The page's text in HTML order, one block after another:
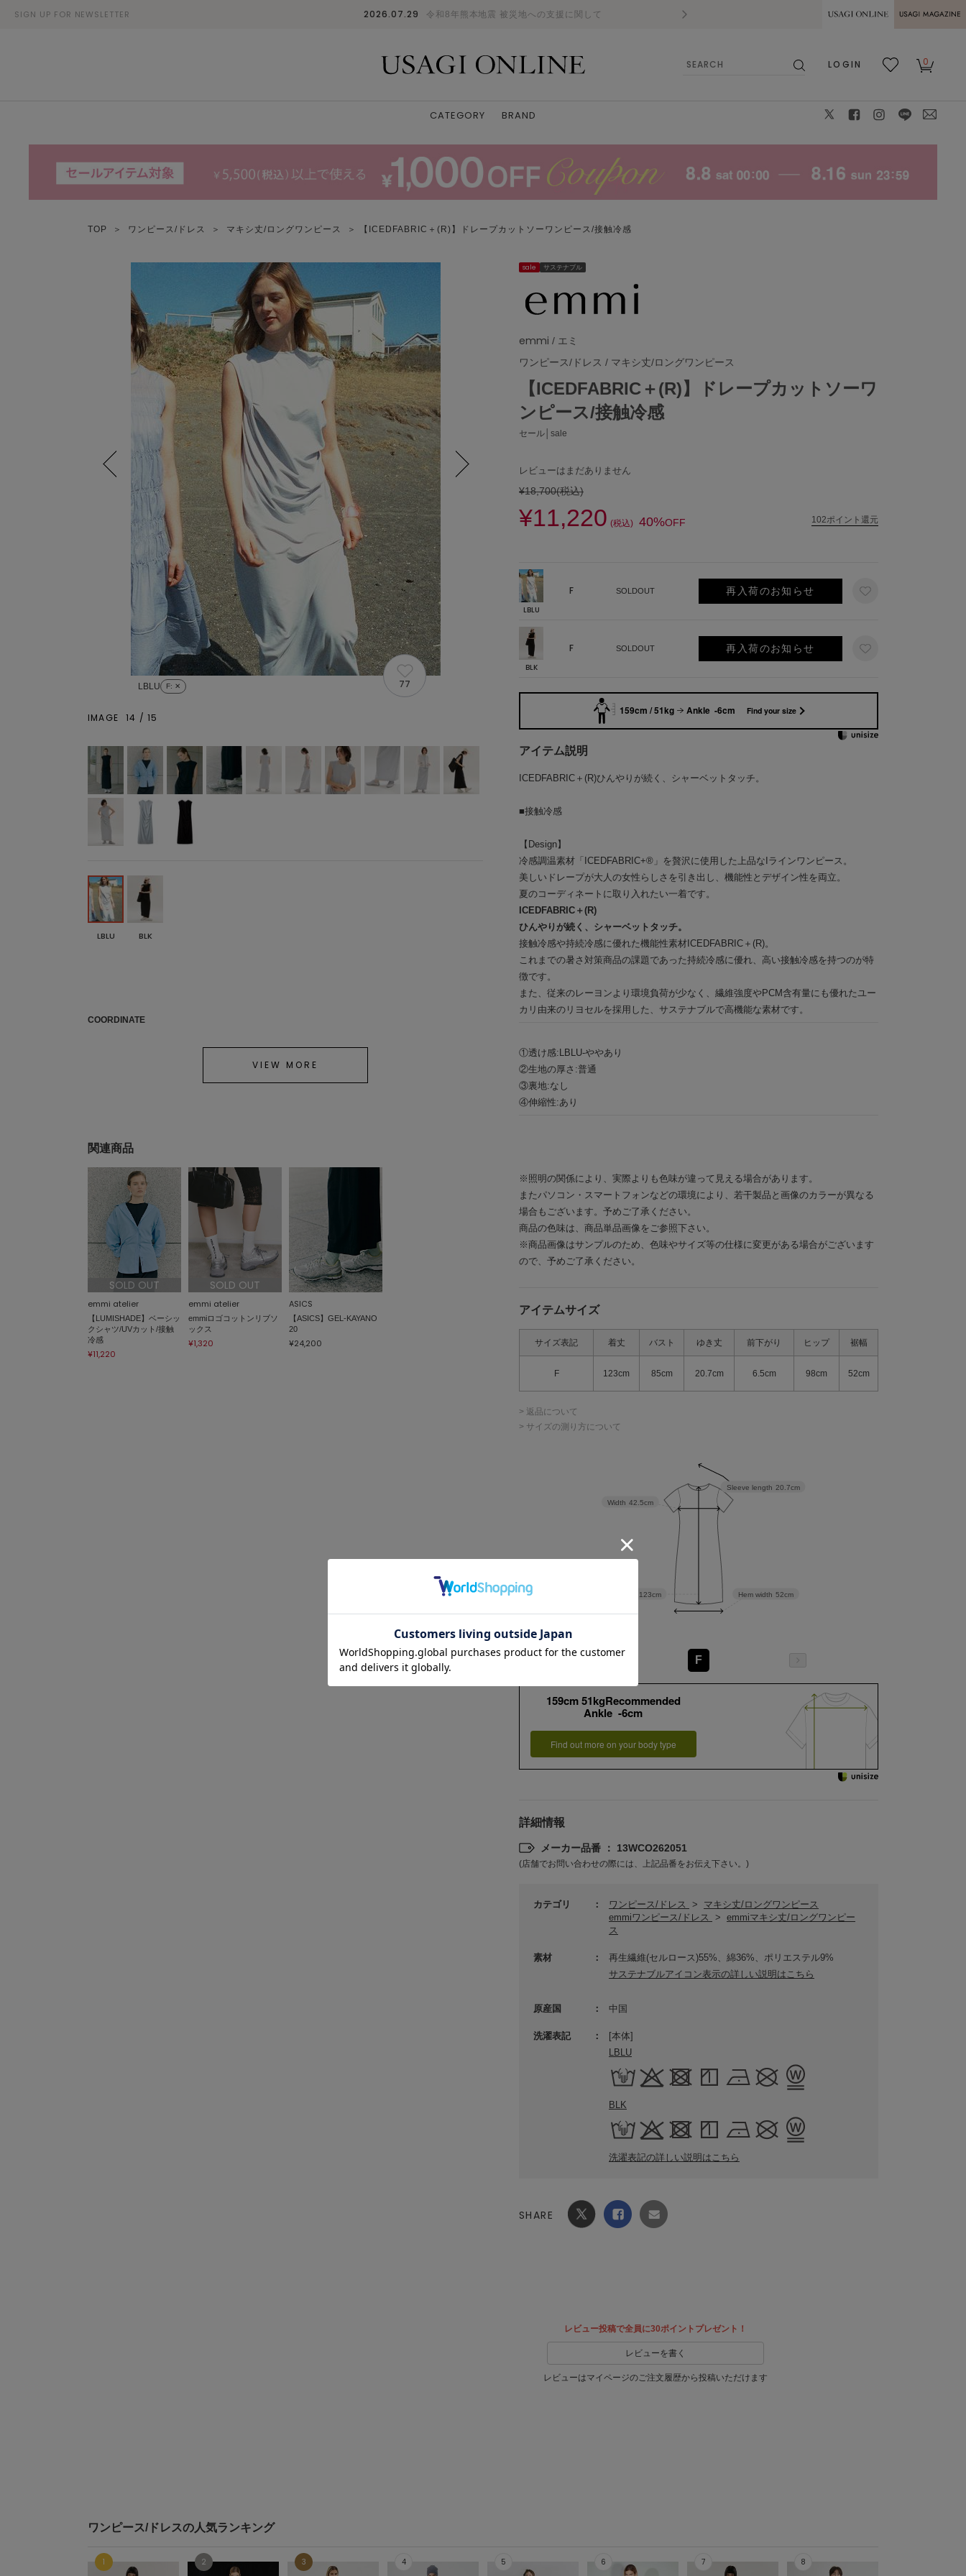
SIGN UP FOR NEWSLETTER 2026.07.29 令和8年熊本地震 被災地への支援に関して 熊本県熊本地方を震源とする地震の影響に
MAGAZINE
LOGIN
0
CATEGORY BRAND
TOP ＞ ワンピース/ドレス ＞ マキシ丈/ロングワンピース ＞ 【ICEDFABRIC＋(R)】ドレープカットソーワンピース/接触冷感
sale サステナブル
emmi / エミ
ワンピース/ドレス / マキシ丈/ロングワンピース
【ICEDFABRIC＋(R)】ドレープカットソーワ
ンピース/接触冷感
セール│sale
レビューはまだありません
¥18,700(税込)
¥11,220 (税込) 40%OFF 102ポイント還元
LBLU
F SOLDOUT 再入荷のお知らせ
BLK
F SOLDOUT 再入荷のお知らせ
159cm / 51kg Ankle -6cm Find your size
アイテム説明
ICEDFABRIC＋(R)ひんやりが続く、シャーベットタッチ。
■接触冷感
【Design】
冷感調温素材「ICEDFABRIC+®」を贅沢に使用した上品なIラインワンピース。
美しいドレープが大人の女性らしさを引き出し、機能性とデザイン性を両立。
夏のコーディネートに取り入れたい一着です。
ICEDFABRIC＋(R)
ひんやりが続く、シャーベットタッチ。
接触冷感や持続冷感に優れた機能性素材ICEDFABRIC＋(R)。
これまでの暑さ対策商品の課題であった持続冷感に優れ、高い接触冷感を持つのが特
徴です。
また、従来のレーヨンより環境負荷が少なく、繊維強度やPCM含有量にも優れたユー
カリ由来のリヨセルを採用した、サステナブルで高機能な素材です。
①透け感:LBLU-ややあり
②生地の厚さ:普通
③裏地:なし
④伸縮性:あり
※照明の関係により、実際よりも色味が違って見える場合があります。
またパソコン・スマートフォンなどの環境により、若干製品と画像のカラーが異なる
場合もございます。予めご了承ください。
商品の色味は、商品単品画像をご参照下さい。
※商品画像はサンプルのため、色味やサイズ等の仕様に変更がある場合がございます
ので、予めご了承ください。
アイテムサイズ
サイズ表記 着丈 バスト ゆき丈 前下がり ヒップ 裾幅
F 123cm 85cm 20.7cm 6.5cm 98cm 52cm
> 返品について
> サイズの測り方について
Hem width 52cm
Sleeve length 20.7cm
123cm
Width 42.5cm
F
159cm 51kgRecommended
Ankle -6cm
Find out more on your body type
詳細情報
メーカー品番 ： 13WCO262051
(店舗でお問い合わせの際には、上記品番をお伝え下さい。)
カテゴリ ワンピース/ドレス >
マキシ丈/ロングワンピース
emmiワンピース/ドレス
> emmiマキシ丈/ロングワンピー
ス
素材
再生繊維(セルロース)55%、綿36%、ポリエステル9%
サステナブルアイコン表示の詳しい説明はこちら
原産国 中国
洗濯表記
[本体]
LBLU
BLK
洗濯表記の詳しい説明はこちら
SHARE
LBLU F: ✕ 77
IMAGE 14 /15
LBLU BLK
COORDINATE
VIEW MORE
関連商品
SOLD OUT
emmi atelier
【LUMISHADE】ベーシッ
クシャツ/UVカット/接触
冷感
¥11,220
SOLD OUT
emmi atelier
emmiロゴコットンリブソ
ックス
¥1,320
ASICS
【ASICS】GEL-KAYANO
20
¥24,200
レビュー投稿で全員に30ポイントプレゼント！
レビューを書く
レビューはマイページのご注文履歴から投稿いただけます
ワンピース/ドレスの人気ランキング